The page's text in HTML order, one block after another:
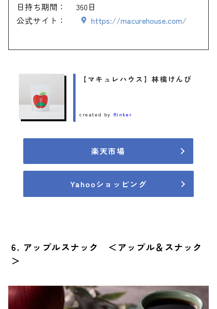
日持ち期間：
360日
公式サイト：
https://macurehouse.com/
【マキュレハウス】林檎けんぴ
created by Rinker
楽天市場
Yahooショッピング
6. アップルスナック ＜アップル＆スナック
＞